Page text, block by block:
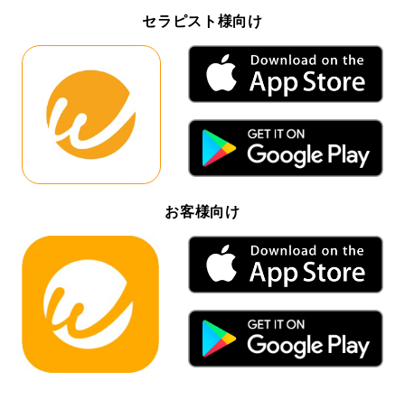
セラピスト様向け
お客様向け